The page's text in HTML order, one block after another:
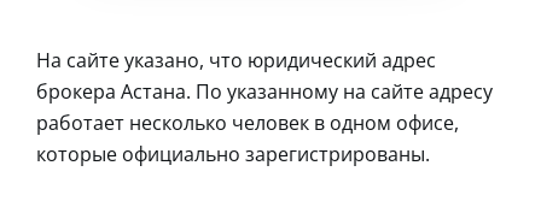
На сайте указано, что юридический адрес
брокера Астана. По указанному на сайте адресу
работает несколько человек в одном офисе,
которые официально зарегистрированы.